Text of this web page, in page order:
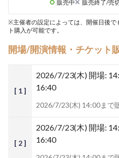
販売中 販売終了/売
※主催者の設定によっては、開催日後で
ト購入が可能です。
開場/開演情報・チケット
[ 1 ]
2026/7/23(木) 開場:
16:40
2026/7/23(木) 14:00まで
[ 2 ]
2026/7/23(木) 開場:
16:40